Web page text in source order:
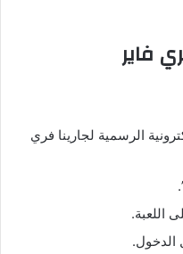
فاير
الرسمية لجارينا فري
الدخول.